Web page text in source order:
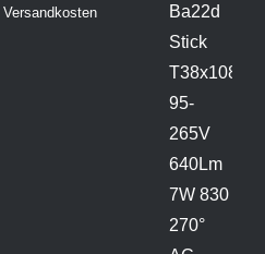
Versandkosten